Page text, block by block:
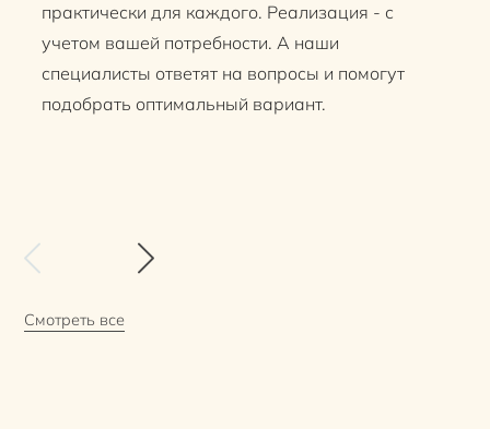
практически для каждого. Реализация - с
учетом вашей потребности. А наши
специалисты ответят на вопросы и помогут
подобрать оптимальный вариант.
Смотреть все